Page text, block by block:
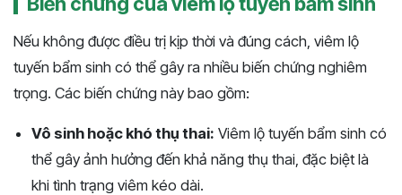
Nếu không được điều trị kịp thời và đúng cách, viêm lộ
tuyến bẩm sinh có thể gây ra nhiều biến chứng nghiêm
trọng. Các biến chứng này bao gồm:
Vô sinh hoặc khó thụ thai: Viêm lộ tuyến bẩm sinh có
thể gây ảnh hưởng đến khả năng thụ thai, đặc biệt là
khi tình trạng viêm kéo dài.